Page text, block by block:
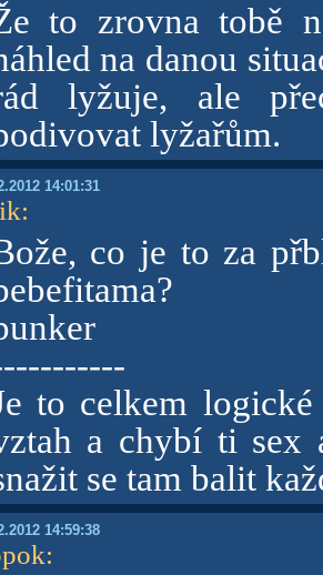
to zrovna tobě
na danou
lyžuje, ale
lyžařům.
14:01:31
:
co je to za
to celkem
a chybí ti sex
se tam balit
14:59:38
: